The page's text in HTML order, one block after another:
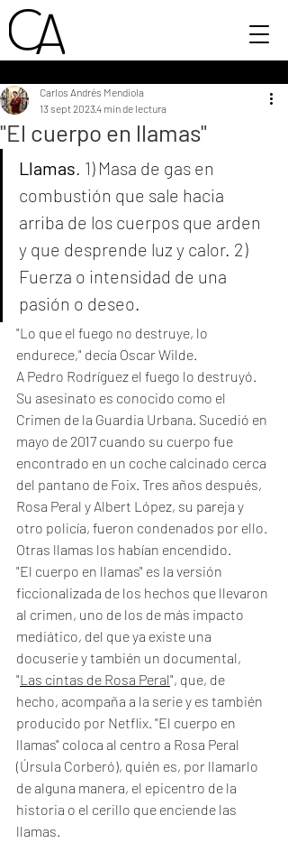
"El cuerpo en llamas"
Carlos Andrés Mendiola
13 sept 20234 min de lectura
Llamas. 1) Masa de gas en
combustión que sale hacia
arriba de los cuerpos que arden
y que desprende luz y calor. 2)
Fuerza o intensidad de una
pasión o deseo.
"Lo que el fuego no destruye, lo
endurece," decía Oscar Wilde.
A Pedro Rodríguez el fuego lo destruyó.
Su asesinato es conocido como el
Crimen de la Guardia Urbana. Sucedió en
mayo de 2017 cuando su cuerpo fue
encontrado en un coche calcinado cerca
del pantano de Foix. Tres años después,
Rosa Peral y Albert López, su pareja y
otro policía, fueron condenados por ello.
Otras llamas los habían encendido.
"El cuerpo en llamas" es la versión
ficcionalizada de los hechos que llevaron
al crimen, uno de los de más impacto
mediático, del que ya existe una
docuserie y también un documental,
"Las cintas de Rosa Peral", que, de
hecho, acompaña a la serie y es también
producido por Netflix. "El cuerpo en
llamas" coloca al centro a Rosa Peral
(Úrsula Corberó), quién es, por llamarlo
de alguna manera, el epicentro de la
historia o el cerillo que enciende las
llamas.